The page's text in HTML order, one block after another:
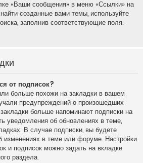
«Ваши сообщения» в меню «Ссылки» на
созданные вами темы, используйте
заполнив соответствующие поля.
от подписок?
больше похожи на закладки в вашем
предупреждений о произошедших
больше напоминают подписки на
уведомления об обновлениях в теме,
В случае подписки, вы будете
изменениях в теме или форуме. Настройки
и подписок можно задать на вкладке
раздела.